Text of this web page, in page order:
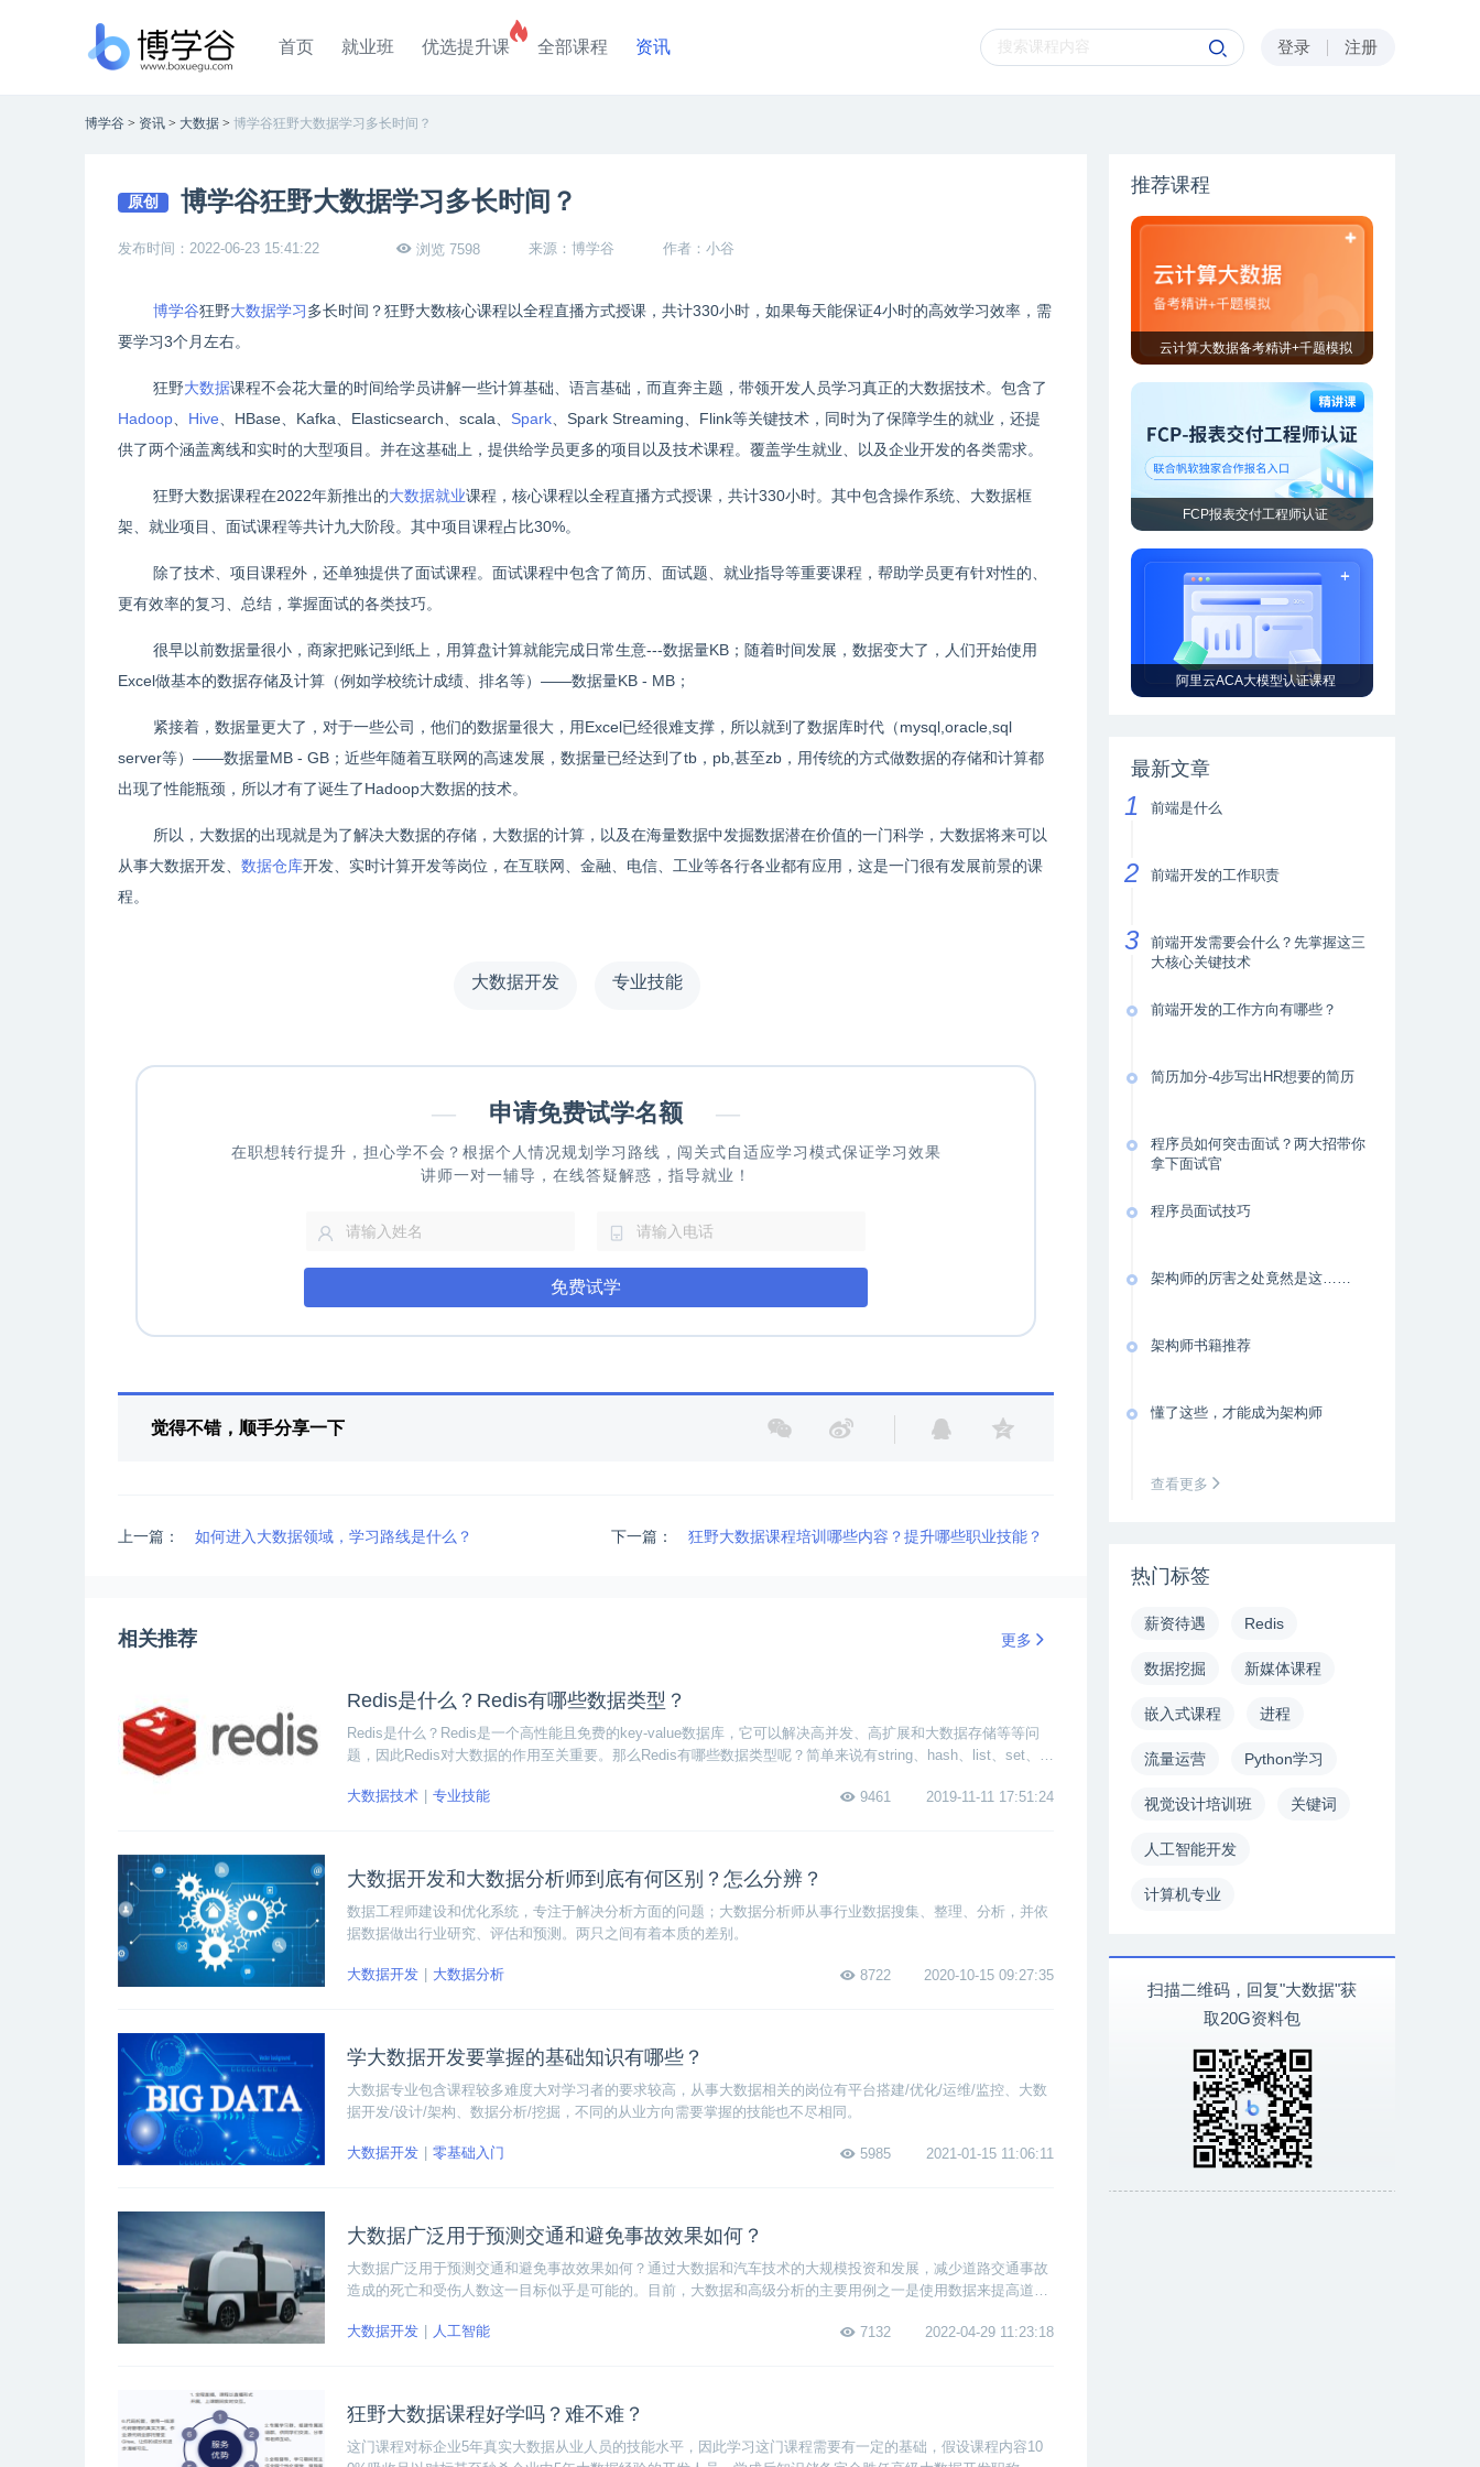
首页 就业班 优选提升课 全部课程 资讯 登录 注册
博学谷 > 资讯 > 大数据 > 博学谷狂野大数据学习多长时间？
原创 博学谷狂野大数据学习多长时间？
发布时间：2022-06-23 15:41:22 浏览 7598 来源：博学谷 作者：小谷
博学谷狂野大数据学习多长时间？狂野大数核心课程以全程直播方式授课，共计330小时，如果每天能保证4小时的高效学习效率，需
要学习3个月左右。
狂野大数据课程不会花大量的时间给学员讲解一些计算基础、语言基础，而直奔主题，带领开发人员学习真正的大数据技术。包含了
Hadoop
Hive HBase Kafka Elasticsearch scala Spark Spark Streaming Flink等关键技术，同时为了保障学生的就业，还提
供了两个涵盖离线和实时的大型项目。并在这基础上，提供给学员更多的项目以及技术课程。覆盖学生就业、以及企业开发的各类需求。
狂野大数据课程在2022年新推出的大数据就业课程，核心课程以全程直播方式授课，共计330小时。其中包含操作系统、大数据框
架、就业项目、面试课程等共计九大阶段。其中项目课程占比30%。
除了技术、项目课程外，还单独提供了面试课程。面试课程中包含了简历、面试题、就业指导等重要课程，帮助学员更有针对性的、
更有效率的复习、总结，掌握面试的各类技巧。
很早以前数据量很小，商家把账记到纸上，用算盘计算就能完成日常生意---数据量KB ；随着时间发展，数据变大了，人们开始使用
Excel做基本的数据存储及计算（例如学校统计成绩、排名等） ——数据量KB - MB ；
紧接着，数据量更大了，对于一些公司，他们的数据量很大，用Excel已经很难支撑，所以就到了数据库时代（mysql,oracle,sql
server等） ——数据量MB - GB ；近些年随着互联网的高速发展，数据量已经达到了tb ， pb, 甚至zb ，用传统的方式做数据的存储和计算都
出现了性能瓶颈，所以才有了诞生了Hadoop大数据的技术。
所以，大数据的出现就是为了解决大数据的存储，大数据的计算，以及在海量数据中发掘数据潜在价值的一门科学，大数据将来可以
从事大数据开发、 数据仓库开发、实时计算开发等岗位，在互联网、金融、电信、工业等各行各业都有应用，这是一门很有发展前景的课
程。
大数据开发 专业技能
— 申请免费试学名额 —
在职想转行提升，担心学不会？根据个人情况规划学习路线，闯关式自适应学习模式保证学习效果
讲师一对一辅导，在线答疑解惑，指导就业！
免费试学
觉得不错，顺手分享一下
上一篇： 如何进入大数据领域，学习路线是什么？ 下一篇： 狂野大数据课程培训哪些内容？提升哪些职业技能？
相关推荐 更多
Redis是什么？Redis有哪些数据类型？
Redis是什么？Redis是一个高性能且免费的key-value数据库，它可以解决高并发、高扩展和大数据存储等等问
题，因此Redis对大数据的作用至关重要。那么Redis有哪些数据类型呢？简单来说有string、hash、list、set、z
9461
2019-11-11 17:51:24
大数据技术 专业技能
大数据开发和大数据分析师到底有何区别？怎么分辨？
数据工程师建设和优化系统，专注于解决分析方面的问题；大数据分析师从事行业数据搜集、整理、分析，并依
据数据做出行业研究、评估和预测。两只之间有着本质的差别。
8722 2020-10-15 09:27:35
大数据开发 大数据分析
学大数据开发要掌握的基础知识有哪些？
大数据专业包含课程较多难度大对学习者的要求较高，从事大数据相关的岗位有平台搭建/优化/运维/监控、大数
据开发/设计/架构、数据分析/挖掘，不同的从业方向需要掌握的技能也不尽相同。
5985 2021-01-15 11:06:11
大数据开发 零基础入门
大数据广泛用于预测交通和避免事故效果如何？
大数据广泛用于预测交通和避免事故效果如何？通过大数据和汽车技术的大规模投资和发展，减少道路交通事故
造成的死亡和受伤人数这一目标似乎是可能的。目前，大数据和高级分析的主要用例之一是使用数据来提高道路
7132
2022-04-29 11:23:18
大数据开发 人工智能
狂野大数据课程好学吗？难不难？
这门课程对标企业5年真实⼤数据从业⼈员的技能⽔平，因此学习这门课程需要有一定的基础，假设课程内容10
推荐课程
云计算大数据备考精讲+千题模拟
FCP报表交付工程师认证
阿里云ACA大模型认证课程
最新文章
前端是什么
前端开发的工作职责
前端开发需要会什么？先掌握这三
大核心关键技术
前端开发的工作方向有哪些？
简历加分-4步写出HR想要的简历
程序员如何突击面试？两大招带你
拿下面试官
程序员面试技巧
架构师的厉害之处竟然是这……
架构师书籍推荐
懂了这些，才能成为架构师
查看更多
热门标签
薪资待遇 Redis
数据挖掘 新媒体课程
嵌入式课程 进程
流量运营 Python学习
视觉设计培训班 关键词
人工智能开发
计算机专业
扫描二维码，回复"大数据"获
取20G资料包